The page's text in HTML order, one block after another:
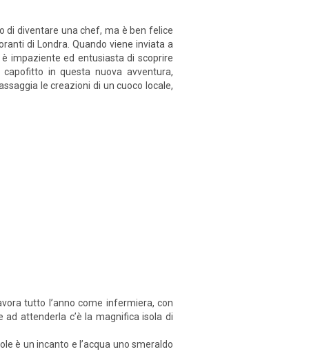
di diventare una chef, ma è ben felice
di Londra. Quando viene inviata a
impaziente ed entusiasta di scoprire
in questa nuova avventura,
le creazioni di un cuoco locale,
tutto l’anno come infermiera, con
attenderla c’è la magnifica isola di
è un incanto e l’acqua uno smeraldo